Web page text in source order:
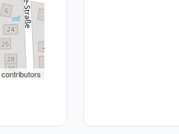
contributors